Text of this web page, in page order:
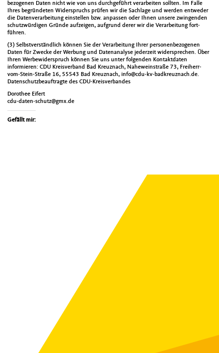
be­zo­ge­nen Dat­en nicht wie von uns durchge­führt ver­ar­beit­en soll­ten. Im Falle
Ihres begrün­de­ten Wider­spruchs prüfen wir die Sach­lage und wer­den entwed­er
die Daten­ver­ar­beitung ein­stellen bzw. anpassen oder Ihnen unsere zwin­gen­den
schutzwürdi­gen Gründe aufzeigen, auf­grund der­er wir die Ver­ar­beitung fort­
führen.
(3) Selb­stver­ständlich kön­nen Sie der Ver­ar­beitung Ihrer per­so­n­en­be­zo­ge­nen
Dat­en für Zwecke der Wer­bung und Date­n­analyse jed­erzeit wider­sprechen. Über
Ihren Wer­be­wider­spruch kön­nen Sie uns unter fol­gen­den Kon­tak­t­dat­en
informieren: CDU Kreisver­band Bad Kreuz­nach, Nahewe­in­straße 73, Frei­herr-
vom-Stein-Straße 16, 55543 Bad Kreuz­nach, info@cdu-kv-badkreuznach.de.
Daten­schutzbeauf­tragte des CDU-Kreisver­ban­des
Dorothee Eifert
cdu-daten-schutz@gmx.de
Gefällt mir: